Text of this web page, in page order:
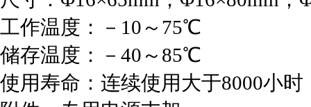
工作温度：－10～75℃
储存温度：－40～85℃
使用寿命：连续使用大于8000小